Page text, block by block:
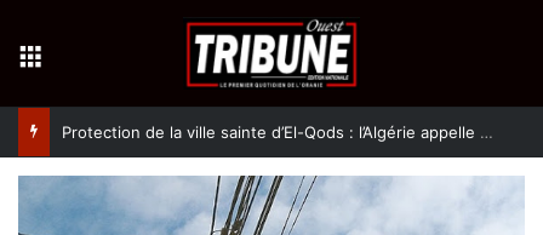
Protection de la ville sainte d’El-Qods : l’Algérie appelle à une action collective